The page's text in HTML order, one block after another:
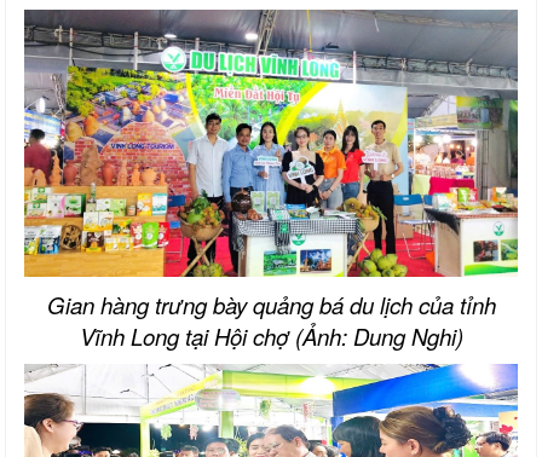
Gian hàng trưng bày quảng bá du lịch của tỉnh
Vĩnh Long tại Hội chợ (Ảnh: Dung Nghi)